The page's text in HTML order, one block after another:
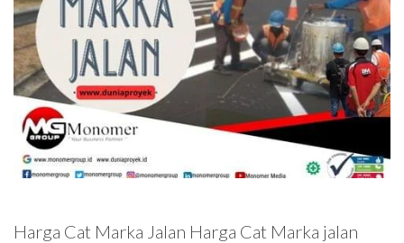
Harga Cat Marka Jalan Harga Cat Marka jalan